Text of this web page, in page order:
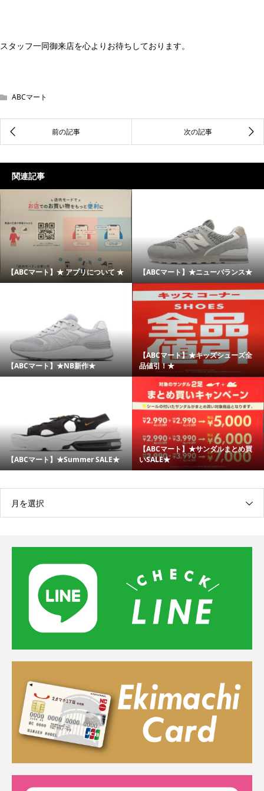
スタッフ一同御来店を心よりお待ちしております。
ABCマート
関連記事
【ABCマート】★ アプリについて ★ 【ABCマート】★ニューバランス★
【ABCマート】★NB新作★
【ABCマート】★キッズシューズ全
品値引！★
【ABCマート】★Summer SALE★
【ABCマート】★サンダルまとめ買
いSALE★
月を選択